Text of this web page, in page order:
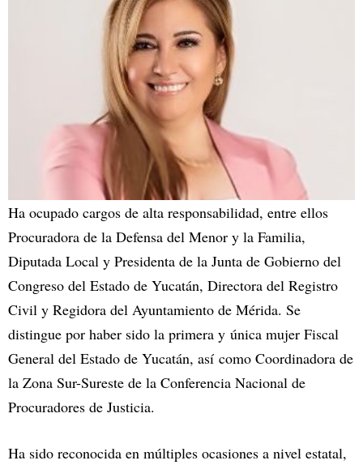
Ha ocupado cargos de alta responsabilidad, entre ellos
Procuradora de la Defensa del Menor y la Familia,
Diputada Local y Presidenta de la Junta de Gobierno del
Congreso del Estado de Yucatán, Directora del Registro
Civil y Regidora del Ayuntamiento de Mérida. Se
distingue por haber sido la primera y única mujer Fiscal
General del Estado de Yucatán, así como Coordinadora de
la Zona Sur-Sureste de la Conferencia Nacional de
Procuradores de Justicia.
Ha sido reconocida en múltiples ocasiones a nivel estatal,